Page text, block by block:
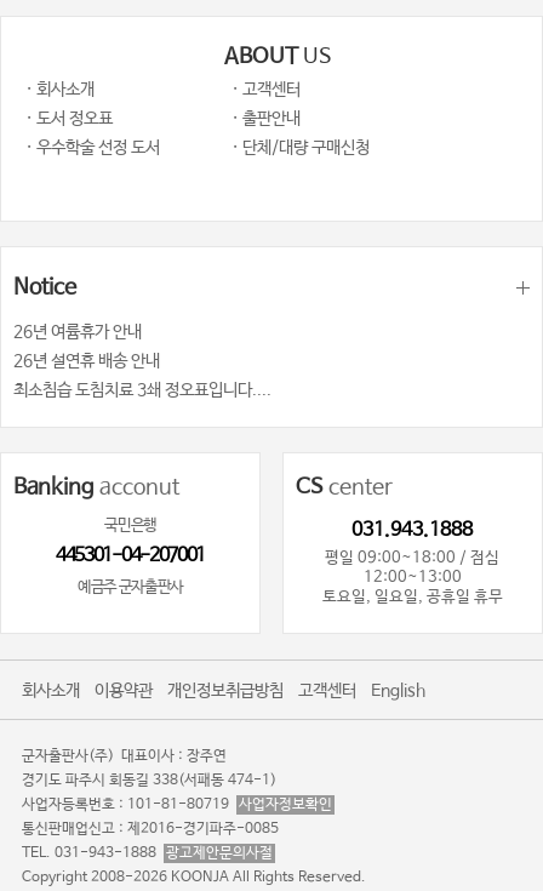
ABOUTUS
· 회사소개
· 고객센터
· 도서 정오표
· 출판안내
· 우수학술 선정 도서
· 단체/대량 구매신청
Notice
26년 여륨휴가 안내
26년 설연휴 배송 안내
최소침습 도침치료 3쇄 정오표입니다....
Banking acconut
국민은행
445301-04-207001
예금주 군자출판사
CScenter
031.943.1888
평일 09:00~18:00 / 점심
12:00~13:00
토요일, 일요일, 공휴일 휴무
회사소개 이용약관 개인정보취급방침 고객센터 English
군자출판사(주) 대표이사 : 장주연
경기도 파주시 회동길 338(서패동 474-1)
사업자등록번호 : 101-81-80719 사업자정보확인
통신판매업신고 : 제2016-경기파주-0085
TEL. 031-943-1888 광고제안문의사절
Copyright 2008-2026 KOONJA All Rights Reserved.